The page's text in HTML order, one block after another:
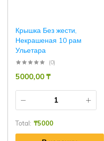
Крышка Без жести,
Некрашеная 10 рам
Ульетара
(0)
5000,00 ₸
Total: ₸5000